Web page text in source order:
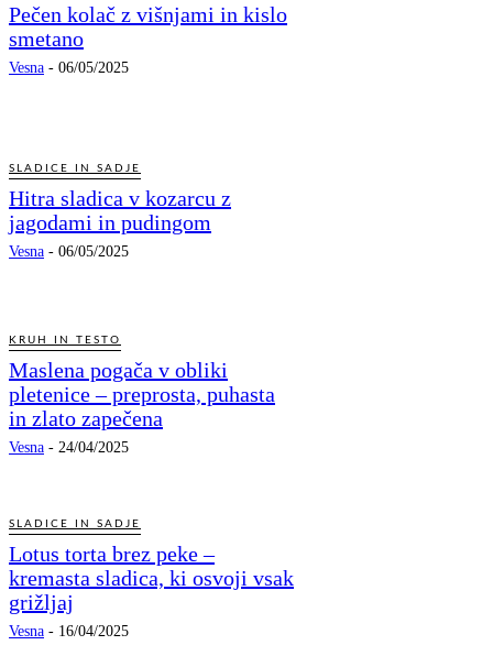
Pečen kolač z višnjami in kislo
smetano
Vesna - 06/05/2025
SLADICE IN SADJE
Hitra sladica v kozarcu z
jagodami in pudingom
Vesna - 06/05/2025
KRUH IN TESTO
Maslena pogača v obliki
pletenice – preprosta, puhasta
in zlato zapečena
Vesna - 24/04/2025
SLADICE IN SADJE
Lotus torta brez peke –
kremasta sladica, ki osvoji vsak
grižljaj
Vesna - 16/04/2025